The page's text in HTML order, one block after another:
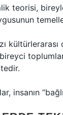
teorisi,
insanın